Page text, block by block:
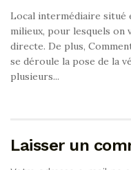
Local intermédiaire situé
milieux, pour lesquels on
directe. De plus,
se déroule la pose de la
plusieurs...
Laisser un